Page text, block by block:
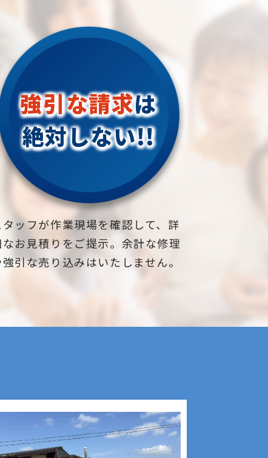
強引な請求は
絶対しない!!
タッフが作業現場を確認して、詳
お見積りをご提示。余計な修理
強引な売り込みはいたしません。